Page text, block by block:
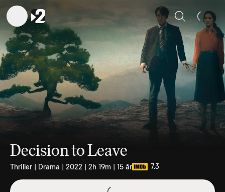
Sök
Decision to Leave
Thriller | Drama | 2022 | 2h 19m | 15 år 7.3